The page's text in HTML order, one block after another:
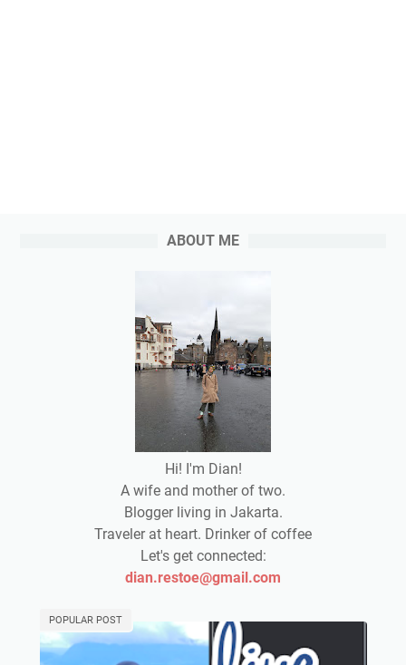
ABOUT ME
Hi! I'm Dian!
A wife and mother of two.
Blogger living in Jakarta.
Traveler at heart. Drinker of coffee
Let's get connected:
dian.restoe@gmail.com
POPULAR POST